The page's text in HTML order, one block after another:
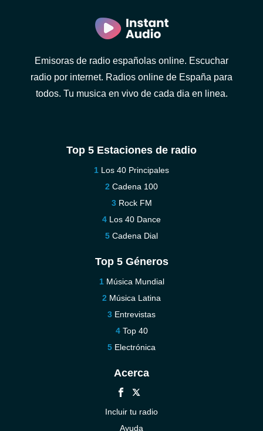
Emisoras de radio españolas online. Escuchar
radio por internet. Radios online de España para
todos. Tu musica en vivo de cada dia en linea.
Top 5 Estaciones de radio
Los 40 Principales
Cadena 100
Rock FM
Los 40 Dance
Cadena Dial
Top 5 Géneros
Música Mundial
Música Latina
Entrevistas
Top 40
Electrónica
Acerca
Incluir tu radio
Ayuda